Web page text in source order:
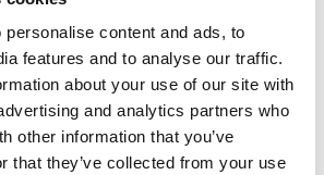
content and ads, to
features and to analyse our traffic.
about your use of our site with
and analytics partners who
other information that you’ve
that they’ve collected from your use